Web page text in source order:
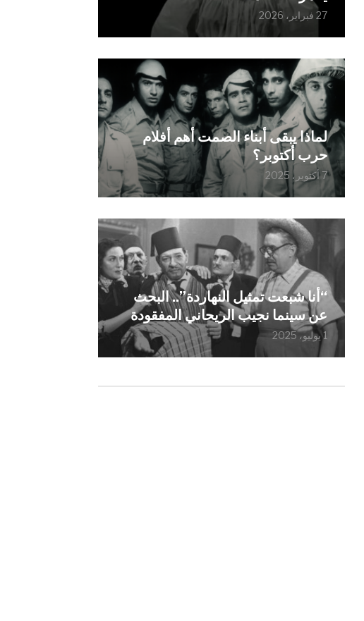
27 فبراير، 2026
لماذا يبقى أبناء الصمت أهم أفلام
حرب أكتوبر؟
7 أكتوبر، 2025
“أنا شبعت تمثيل النهاردة”.. البحث
عن سينما نجيب الريحاني المفقودة
1 يوليو، 2025